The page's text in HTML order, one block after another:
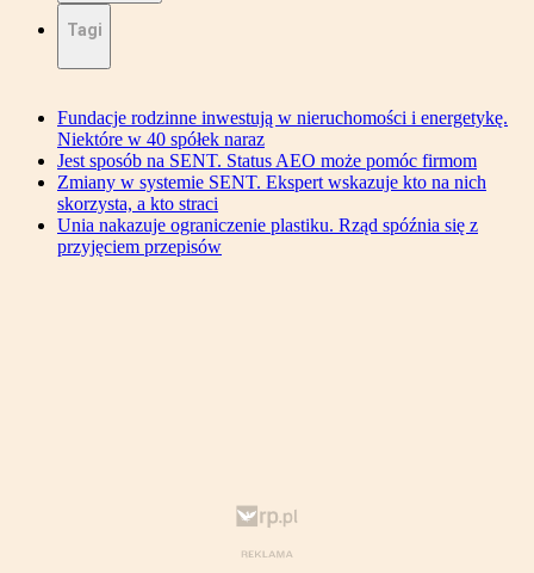
Tagi
Fundacje rodzinne inwestują w nieruchomości i energetykę.
Niektóre w 40 spółek naraz
Jest sposób na SENT. Status AEO może pomóc firmom
Zmiany w systemie SENT. Ekspert wskazuje kto na nich
skorzysta, a kto straci
Unia nakazuje ograniczenie plastiku. Rząd spóźnia się z
przyjęciem przepisów